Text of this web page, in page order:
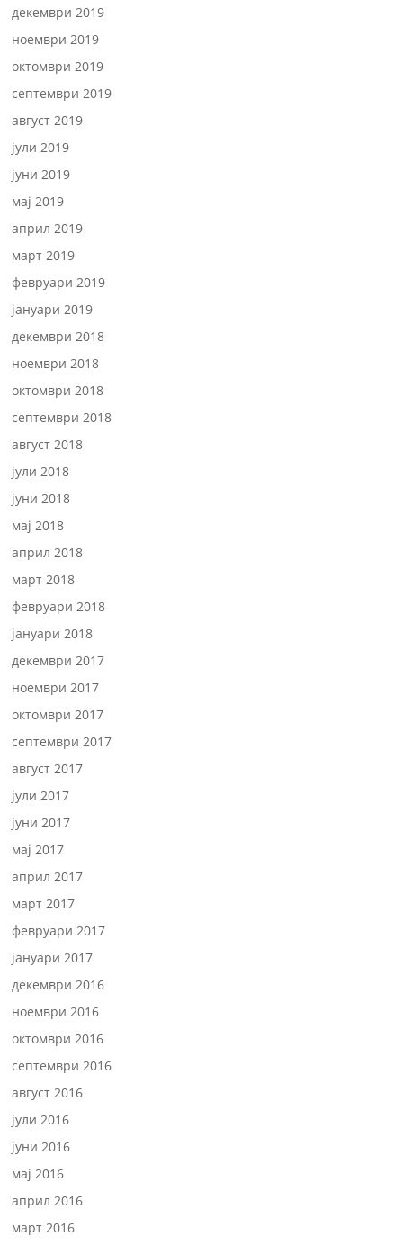
декември 2019
ноември 2019
октомври 2019
септември 2019
август 2019
јули 2019
јуни 2019
мај 2019
април 2019
март 2019
февруари 2019
јануари 2019
декември 2018
ноември 2018
октомври 2018
септември 2018
август 2018
јули 2018
јуни 2018
мај 2018
април 2018
март 2018
февруари 2018
јануари 2018
декември 2017
ноември 2017
октомври 2017
септември 2017
август 2017
јули 2017
јуни 2017
мај 2017
април 2017
март 2017
февруари 2017
јануари 2017
декември 2016
ноември 2016
октомври 2016
септември 2016
август 2016
јули 2016
јуни 2016
мај 2016
април 2016
март 2016